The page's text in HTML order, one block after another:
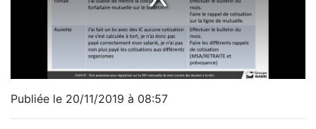
Publiée le 20/11/2019 à 08:57